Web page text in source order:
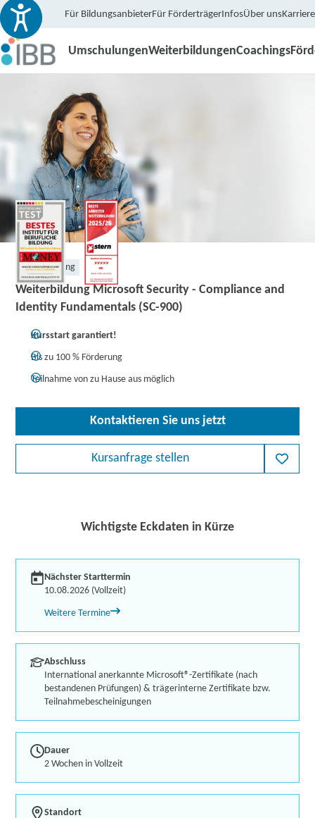
Für BildungsanbieterFür FörderträgerInfosÜber unsKarriere
UmschulungenWeiterbildungenCoachings
Weiterbildung
Weiterbildung Microsoft Security - Compliance and
Identity Fundamentals (SC-900)
Kursstart garantiert!
Bis zu 100 % Förderung
Teilnahme von zu Hause aus möglich
Kontaktieren Sie uns jetzt
Kursanfrage stellen
Wichtigste Eckdaten in Kürze
Nächster Starttermin
10.08.2026 (Vollzeit)
Weitere Termine
Abschluss
International anerkannte Microsoft®-Zertifikate (nach
bestandenen Prüfungen) & trägerinterne Zertifikate bzw.
Teilnahmebescheinigungen
Dauer
2 Wochen in Vollzeit
Standort